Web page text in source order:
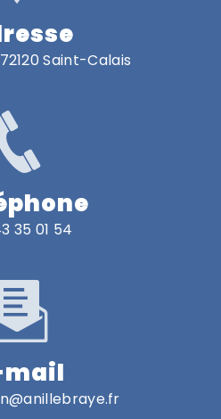
Saint-Calais
35 01 54
mail